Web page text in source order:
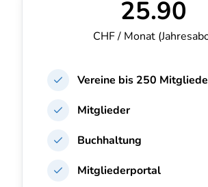
25.90
CHF / Monat
Vereine bis 250
Mitglieder
Buchhaltung
Mitgliederportal